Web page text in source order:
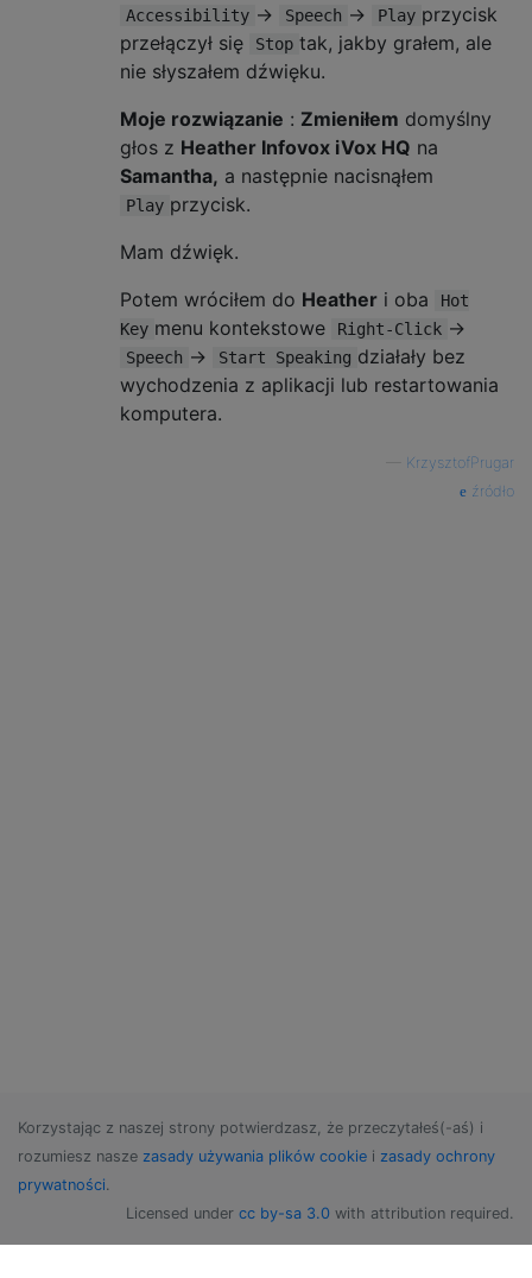
Accessibility -> Speech -> Play przycisk
przełączył się
Stop tak, jakby grałem, ale
nie słyszałem dźwięku.
Moje rozwiązanie : Zmieniłem domyślny
głos z Heather Infovox iVox HQ na
Samantha, a następnie nacisnąłem
Play przycisk.
Mam dźwięk.
Potem wróciłem do Heather i oba
Hot
Key menu kontekstowe Right-Click ->
Speech -> Start Speaking działały bez
wychodzenia z aplikacji lub restartowania
komputera.
KrzysztofPrugar
źródło
Korzystając z naszej strony potwierdzasz, że przeczytałeś(-aś) i
rozumiesz nasze zasady używania plików cookie i zasady ochrony
prywatności.
Licensed under cc by-sa 3.0 with attribution required.